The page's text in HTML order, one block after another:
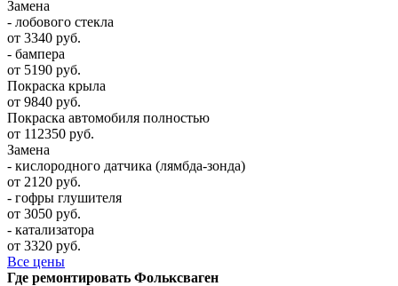
Замена
- лобового стекла
от 3340 руб.
- бампера
от 5190 руб.
Покраска крыла
от 9840 руб.
Покраска автомобиля полностью
от 112350 руб.
Замена
- кислородного датчика (лямбда-зонда)
от 2120 руб.
- гофры глушителя
от 3050 руб.
- катализатора
от 3320 руб.
Все цены
Где ремонтировать Фолькcваген